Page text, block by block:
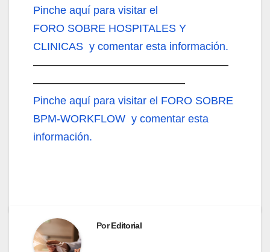
Pinche aquí para visitar el
FORO SOBRE HOSPITALES Y
CLINICAS y comentar esta información.
——————————————————
——————————————
Pinche aquí para visitar el FORO SOBRE
BPM-WORKFLOW y comentar esta
información.
PorEditorial